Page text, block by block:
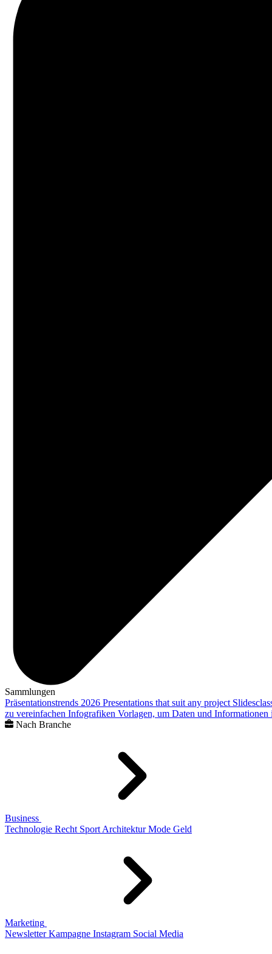
Sammlungen
Präsentationstrends 2026 Presentations that suit any project
zu vereinfachen Infografiken Vorlagen, um Daten und
Nach Branche
Business
Technologie Recht Sport Architektur Mode Geld
Marketing
Newsletter Kampagne Instagram Social Media